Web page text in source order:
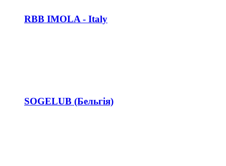
RBB IMOLA - Italy
SOGELUB (Бельгія)